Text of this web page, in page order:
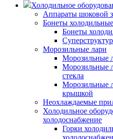
Холодильное
Аппараты шоковой
Бонеты холодильные
Бонеты
Морозильные лари
Морозильные
Морозильные
стекла
Морозильные
крышкой
Неохлаждаемые
Холодильное
холодоснабжение
Горки